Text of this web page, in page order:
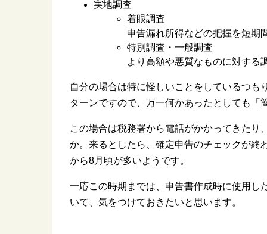
実地調査
着眼調査
申告漏れ所得などの把握を短期
特別調査・一般調査
より高額や悪質なものに対する
自分の場合は特に怪しいことをしているつ
ターンですので、万一何かあったとしても「
この場合は税務署から電話がかかってきた
か。来るとしたら、確定申告のチェックが終
から8月頃が多いようです。
一応この時期までは、申告書作成時に使用し
いて、気をつけておきたいと思います。